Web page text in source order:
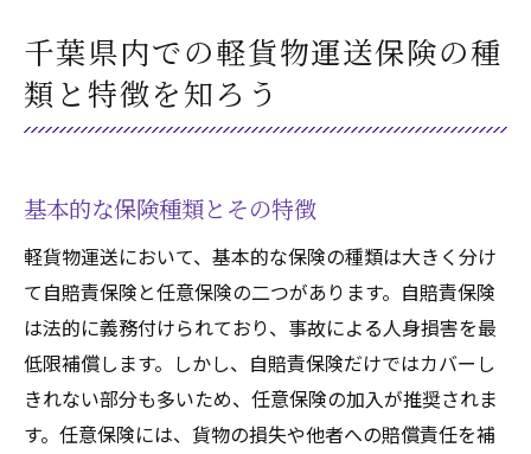
千葉県内での軽貨物運送保険の種
類と特徴を知ろう
基本的な保険種類とその特徴
軽貨物運送において、基本的な保険の種類は大きく分け
て自賠責保険と任意保険の二つがあります。自賠責保険
は法的に義務付けられており、事故による人身損害を最
低限補償します。しかし、自賠責保険だけではカバーし
きれない部分も多いため、任意保険の加入が推奨されま
す。任意保険には、貨物の損失や他者への賠償責任を補